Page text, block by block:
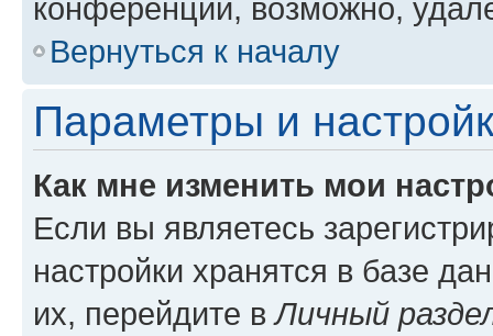
конференции, возможно,
Вернуться к началу
Параметры и
Как мне изменить мои
Если вы являетесь
настройки хранятся в базе
их, перейдите вЛичный